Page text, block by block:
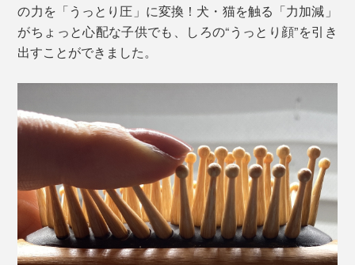
の力を「うっとり圧」に変換！犬・猫を触る「力加減」
がちょっと心配な子供でも、しろの“うっとり顔”を引き
出すことができました。